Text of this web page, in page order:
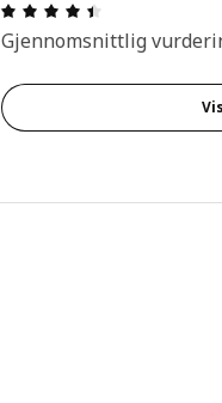
Gjennomsnittlig